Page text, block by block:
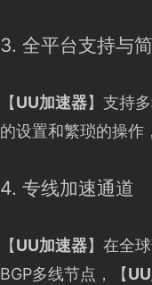
3. 全平台支持与
【UU加速器】支持
的设置和繁琐的操作
4. 专线加速通道
【UU加速器】在全
BGP多线节点，【